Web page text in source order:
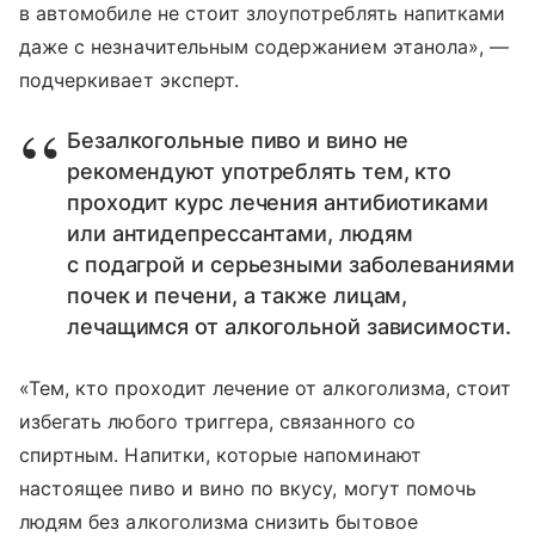
в автомобиле не стоит злоупотреблять напитками
даже с незначительным содержанием этанола», —
подчеркивает эксперт.
Безалкогольные пиво и вино не
рекомендуют употреблять тем, кто
проходит курс лечения антибиотиками
или антидепрессантами, людям
с подагрой и серьезными заболеваниями
почек и печени, а также лицам,
лечащимся от алкогольной зависимости.
«Тем, кто проходит лечение от алкоголизма, стоит
избегать любого триггера, связанного со
спиртным. Напитки, которые напоминают
настоящее пиво и вино по вкусу, могут помочь
людям без алкоголизма снизить бытовое